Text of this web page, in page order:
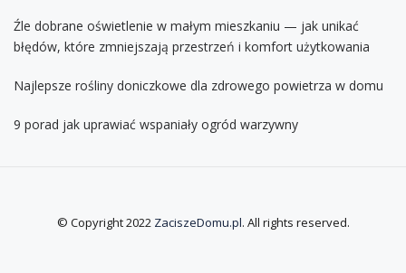
Źle dobrane oświetlenie w małym mieszkaniu — jak unikać
błędów, które zmniejszają przestrzeń i komfort użytkowania
Najlepsze rośliny doniczkowe dla zdrowego powietrza w domu
9 porad jak uprawiać wspaniały ogród warzywny
© Copyright 2022 ZaciszeDomu.pl. All rights reserved.